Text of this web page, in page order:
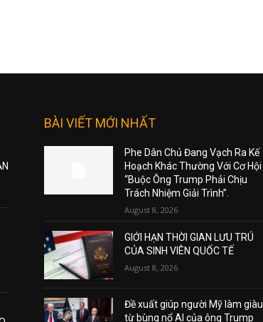
BÀI VIẾT MỚI NHẤT
Phe Dân Chủ Đang Vạch Ra Kế
Hoạch Khác Thường Với Cơ Hội
“Buộc Ông Trump Phải Chịu
Trách Nhiệm Giải Trình”.
August 8, 2026
GIỚI HẠN THỜI GIAN LƯU TRÚ
CỦA SINH VIÊN QUỐC TẾ
August 8, 2026
Đề xuất giúp người Mỹ làm giàu
từ bùng nổ AI của ông Trump